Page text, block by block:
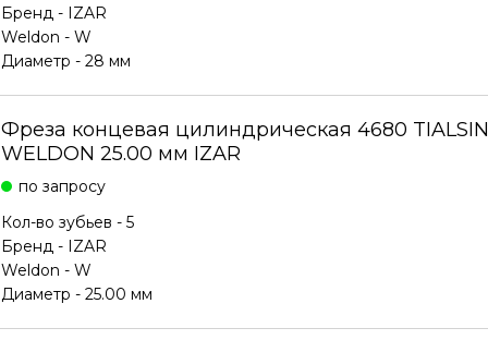
Бренд - IZAR
Weldon - W
Диаметр - 28 мм
Фреза концевая цилиндрическая 4680 TIALSIN
WELDON 25.00 мм IZAR
по запросу
Кол-во зубьев - 5
Бренд - IZAR
Weldon - W
Диаметр - 25.00 мм